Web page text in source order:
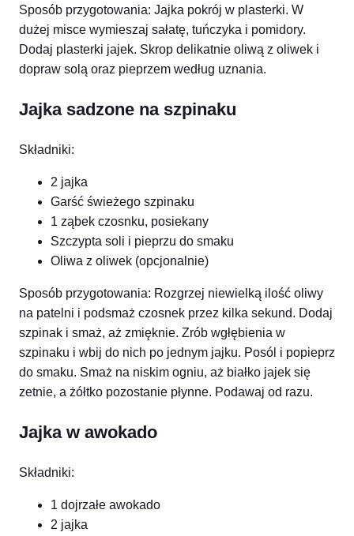
Sposób przygotowania: Jajka pokrój w plasterki. W
dużej misce wymieszaj sałatę, tuńczyka i pomidory.
Dodaj plasterki jajek. Skrop delikatnie oliwą z oliwek i
dopraw solą oraz pieprzem według uznania.
Jajka sadzone na szpinaku
Składniki:
2 jajka
Garść świeżego szpinaku
1 ząbek czosnku, posiekany
Szczypta soli i pieprzu do smaku
Oliwa z oliwek (opcjonalnie)
Sposób przygotowania: Rozgrzej niewielką ilość oliwy
na patelni i podsmaż czosnek przez kilka sekund. Dodaj
szpinak i smaż, aż zmięknie. Zrób wgłębienia w
szpinaku i wbij do nich po jednym jajku. Posól i popieprz
do smaku. Smaż na niskim ogniu, aż białko jajek się
zetnie, a żółtko pozostanie płynne. Podawaj od razu.
Jajka w awokado
Składniki:
1 dojrzałe awokado
2 jajka